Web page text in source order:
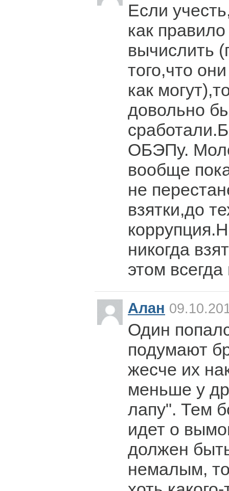
Если
как
вычислить
того,что
как
довольно
ОБЭПу.
вообще
не
взятки,до
никогда
этом
Алан
Один
подумают
жесче их
меньше у
лапу". Тем
идет о
должен
немалым,